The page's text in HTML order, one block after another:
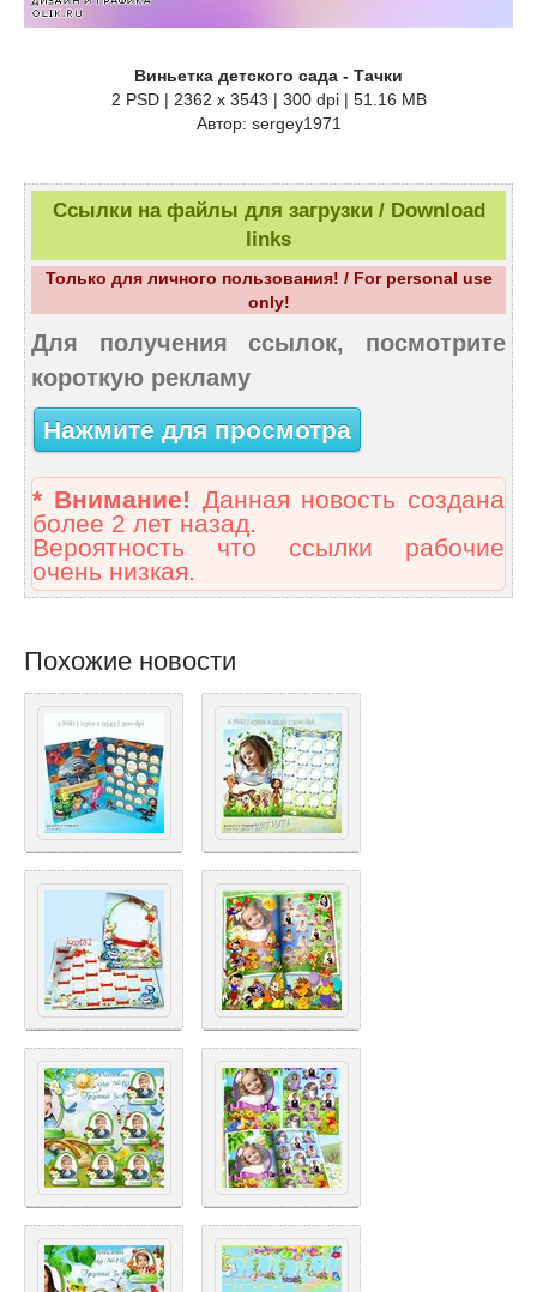
Виньетка детского сада - Тачки
2 PSD | 2362 x 3543 | 300 dpi | 51.16 MB
Автор: sergey1971
Ссылки на файлы для загрузки / Download
links
Только для личного пользования! / For personal use
only!
Для получения ссылок, посмотрите
короткую рекламу
Нажмите для просмотра
* Внимание! Данная новость создана
более 2 лет назад.
Вероятность что ссылки рабочие
очень низкая.
Похожие новости